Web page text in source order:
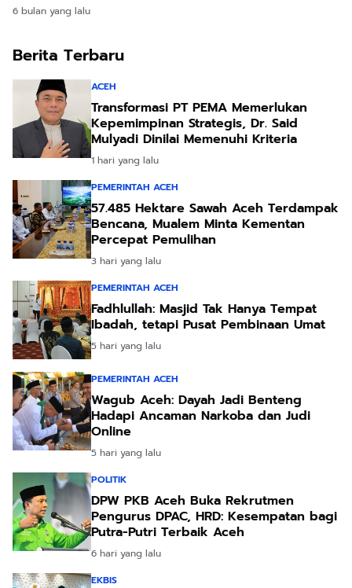
6 bulan yang lalu
Berita Terbaru
ACEH
Transformasi PT PEMA Memerlukan
Kepemimpinan Strategis, Dr. Said
Mulyadi Dinilai Memenuhi Kriteria
1 hari yang lalu
PEMERINTAH ACEH
57.485 Hektare Sawah Aceh Terdampak
Bencana, Mualem Minta Kementan
Percepat Pemulihan
3 hari yang lalu
PEMERINTAH ACEH
Fadhlullah: Masjid Tak Hanya Tempat
Ibadah, tetapi Pusat Pembinaan Umat
5 hari yang lalu
PEMERINTAH ACEH
Wagub Aceh: Dayah Jadi Benteng
Hadapi Ancaman Narkoba dan Judi
Online
5 hari yang lalu
POLITIK
DPW PKB Aceh Buka Rekrutmen
Pengurus DPAC, HRD: Kesempatan bagi
Putra-Putri Terbaik Aceh
6 hari yang lalu
EKBIS